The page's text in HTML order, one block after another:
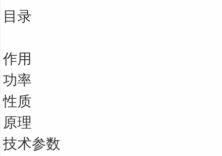
目录
作用
功率
性质
原理
技术参数